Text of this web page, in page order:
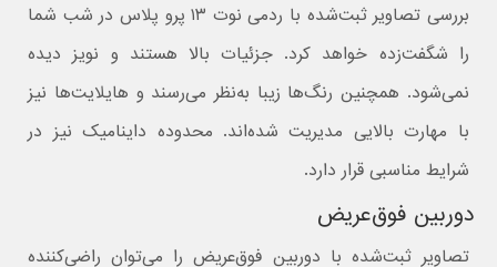
بررسی تصاویر ثبت‌شده با ردمی نوت ۱۳ پرو پلاس در شب شما
را شگفت‌زده خواهد کرد. جزئیات بالا هستند و نویز دیده
نمی‌شود. همچنین رنگ‌ها زیبا به‌نظر می‌رسند و هایلایت‌ها نیز
با مهارت بالایی مدیریت شده‌اند. محدوده داینامیک نیز در
شرایط مناسبی قرار دارد.
دوربین فوق‌عریض
تصاویر ثبت‌شده با دوربین فوق‌عریض را می‌توان راضی‌کننده